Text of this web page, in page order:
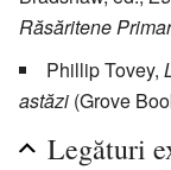
Răsăritene
Phillip Tovey,
astăzi (Grove
Legături